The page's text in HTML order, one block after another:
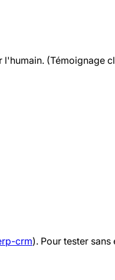
(Témoignage
crm). Pour tester